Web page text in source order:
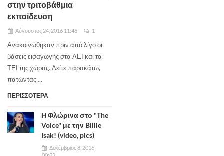
στην τριτοβάθμια
εκπαίδευση
Αύγουστος 24, 2016 11:46 1
Ανακοινώθηκαν πριν από λίγο οι
βάσεις εισαγωγής στα ΑΕΙ και τα
ΤΕΙ της χώρας. Δείτε παρακάτω,
πατώντας ...
ΠΕΡΙΣΣΟΤΕΡΑ
Η Φλώρινα στο "The
Voice" με την Billie
Isak! (video, pics)
Δεκέμβριος 8, 2016